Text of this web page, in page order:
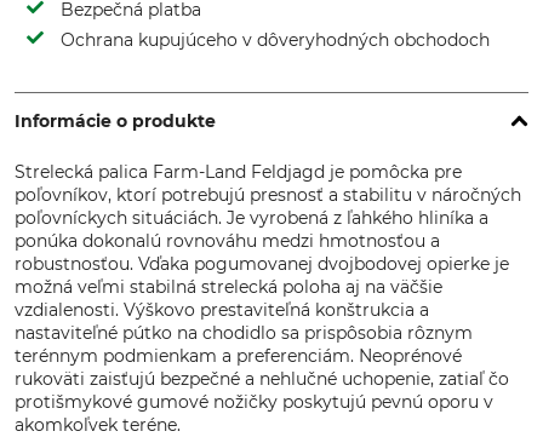
Bezpečná platba
Ochrana kupujúceho v dôveryhodných obchodoch
Informácie o produkte
Strelecká palica Farm-Land Feldjagd je pomôcka pre
poľovníkov, ktorí potrebujú presnosť a stabilitu v náročných
poľovníckych situáciách. Je vyrobená z ľahkého hliníka a
ponúka dokonalú rovnováhu medzi hmotnosťou a
robustnosťou. Vďaka pogumovanej dvojbodovej opierke je
možná veľmi stabilná strelecká poloha aj na väčšie
vzdialenosti. Výškovo prestaviteľná konštrukcia a
nastaviteľné pútko na chodidlo sa prispôsobia rôznym
terénnym podmienkam a preferenciám. Neoprénové
rukoväti zaisťujú bezpečné a nehlučné uchopenie, zatiaľ čo
protišmykové gumové nožičky poskytujú pevnú oporu v
akomkoľvek teréne.